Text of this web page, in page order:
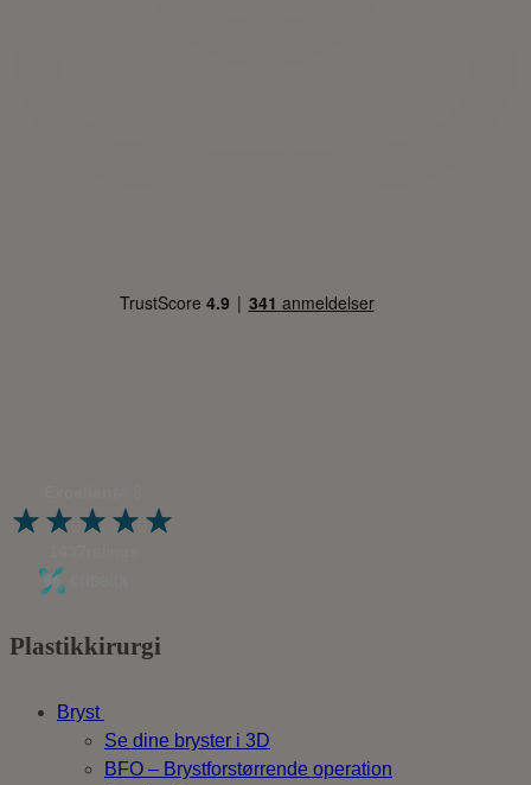
Plastikkirurgi
Bryst
Se dine bryster i 3D
BFO – Brystforstørrende operation